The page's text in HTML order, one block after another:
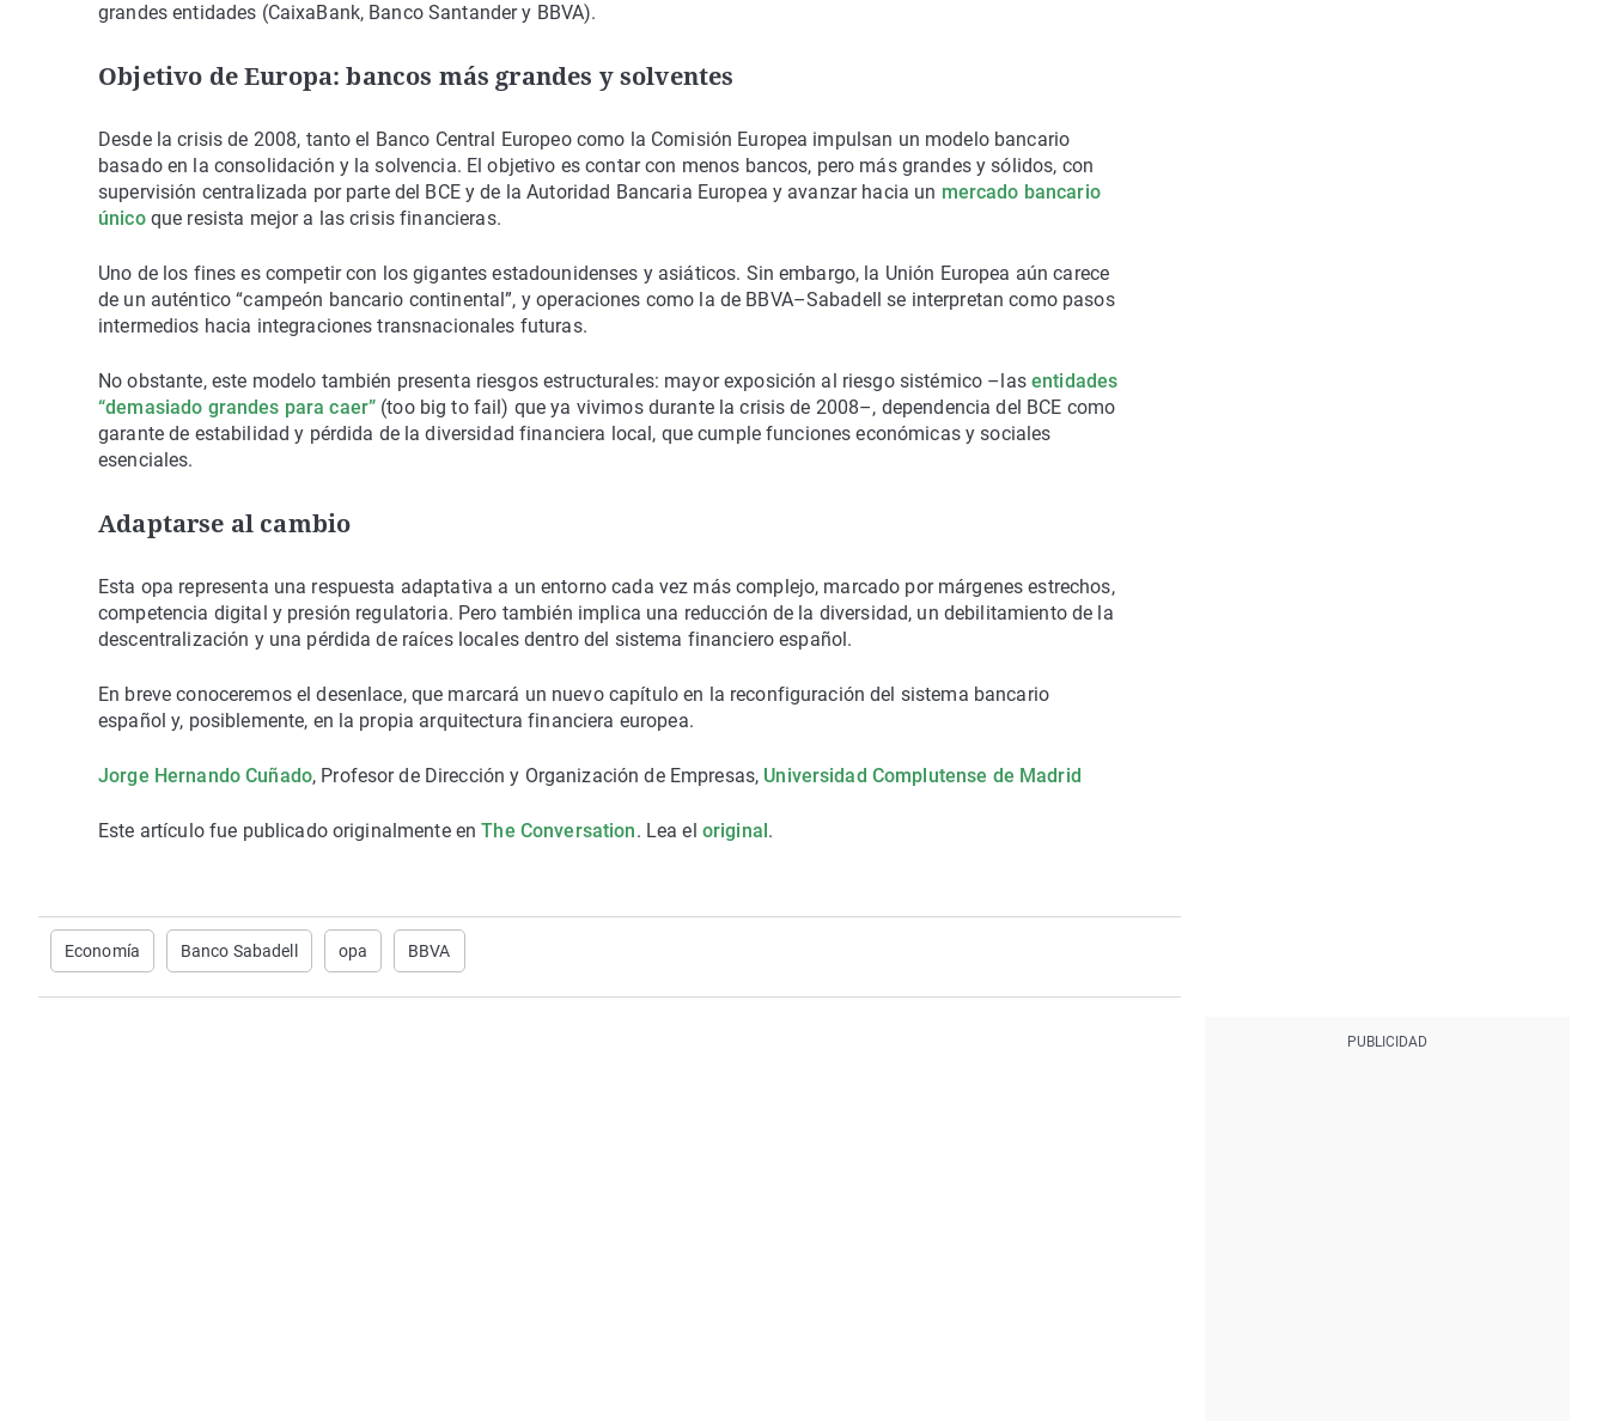
grandes entidades (CaixaBank, Banco Santander y BBVA).
Objetivo de Europa: bancos más grandes y solventes
Desde la crisis de 2008, tanto el Banco Central Europeo como la Comisión Europea impulsan un modelo bancario
basado en la consolidación y la solvencia. El objetivo es contar con menos bancos, pero más grandes y sólidos, con
supervisión centralizada por parte del BCE y de la Autoridad Bancaria Europea y avanzar hacia un mercado bancario
únicoque resista mejor a las crisis financieras.
Uno de los fines es competir con los gigantes estadounidenses y asiáticos. Sin embargo, la Unión Europea aún carece
de un auténtico “campeón bancario continental”, y operaciones como la de BBVA–Sabadell se interpretan como pasos
intermedios hacia integraciones transnacionales futuras.
No obstante, este modelo también presenta riesgos estructurales: mayor exposición al riesgo sistémico –las entidades
“demasiado grandes para caer” (too big to fail) que ya vivimos durante la crisis de 2008–, dependencia del BCE como
garante de estabilidad y pérdida de la diversidad financiera local, que cumple funciones económicas y sociales
esenciales.
Adaptarse al cambio
Esta opa representa una respuesta adaptativa a un entorno cada vez más complejo, marcado por márgenes estrechos,
competencia digital y presión regulatoria. Pero también implica una reducción de la diversidad, un debilitamiento de la
descentralización y una pérdida de raíces locales dentro del sistema financiero español.
En breve conoceremos el desenlace, que marcará un nuevo capítulo en la reconfiguración del sistema bancario
español y, posiblemente, en la propia arquitectura financiera europea.
Jorge Hernando Cuñado, Profesor de Dirección y Organización de Empresas, Universidad Complutense de Madrid
Este artículo fue publicado originalmente enThe Conversation. Lea el original .
Economía Banco Sabadell opa BBVA